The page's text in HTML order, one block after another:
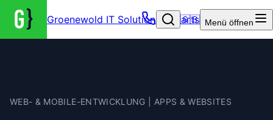
Groenewold IT Solutions – Startseite
🇬🇧 Menü öffnen
WEB- & MOBILE-ENTWICKLUNG | APPS & WEBSITES